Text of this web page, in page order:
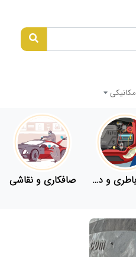
مکانیکی
برق و باطری و دیاگ صافکاری و نقاشی